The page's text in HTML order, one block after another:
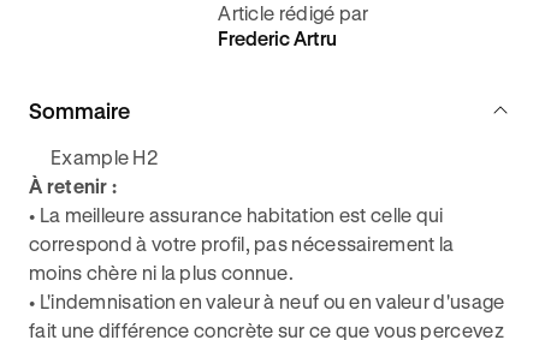
Article rédigé par
Frederic Artru
Sommaire
Example H2
À retenir :
• La meilleure assurance habitation est celle qui
correspond à votre profil, pas nécessairement la
moins chère ni la plus connue.
• L'indemnisation en valeur à neuf ou en valeur d'usage
fait une différence concrète sur ce que vous percevez